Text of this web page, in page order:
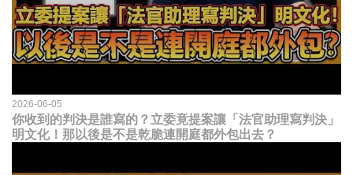
2026-06-05
你收到的判決是誰寫的？立委竟提案讓「法官助理寫判決」
明文化！那以後是不是乾脆連開庭都外包出去？